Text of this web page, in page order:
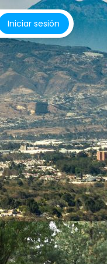
Iniciar sesión